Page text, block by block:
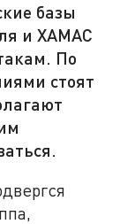
базы
и ХАМАС
По
стоят